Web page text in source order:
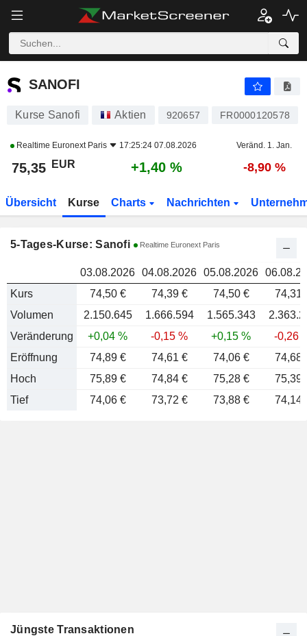
SANOFI 75,35
SANOFI
Kurse Sanofi Aktien 920657 FR0000120578
Realtime Euronext Paris 17:25:24 07.08.2026 Veränd. 1. Jan.
75,35 EUR +1,40 % -8,90 %
Übersicht Kurse Charts Nachrichten
5-Tages-Kurse: Sanofi Realtime Euronext Paris
03.08.2026 04.08.2026 05.08.2026
Kurs
74,50 € 74,39 € 74,50 €
74,31
Volumen
2.150.645 1.666.594 1.565.343
Veränderung
+0,04 % -0,15 % +0,15 %
-0,26
Eröffnung
74,89 € 74,61 € 74,06 €
74,68
Hoch
75,89 € 74,84 € 75,28 €
75,39
Tief
74,06 € 73,72 € 73,88 € 74,14
Jüngste Transaktionen